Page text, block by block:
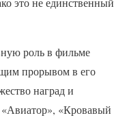
роль в фильме
прорывом в его
наград и
«Кровавый